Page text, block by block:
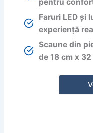
Faruri LED și
experiență
Scaune din
de 18 cm x